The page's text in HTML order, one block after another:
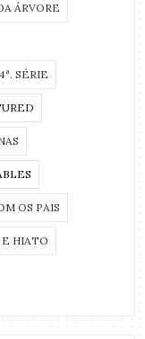
ÁRVORE
SÉRIE
OS PAIS
HIATO